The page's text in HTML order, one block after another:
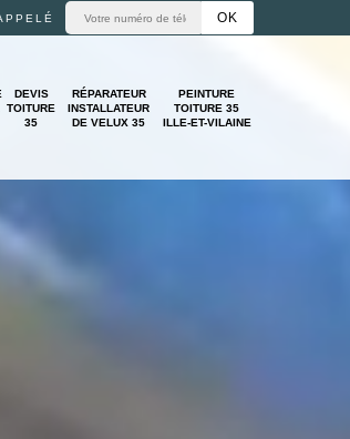
DEVIS
TOITURE
35
RÉPARATEUR
INSTALLATEUR
DE VELUX 35
PEINTURE
TOITURE 35
ILLE-ET-VILAINE